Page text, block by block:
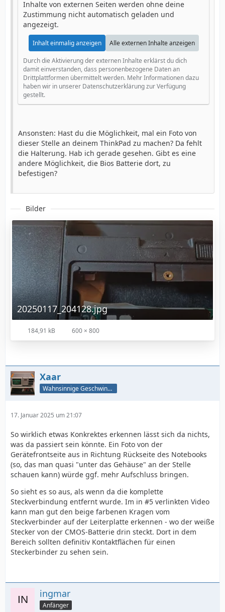
Inhalte von externen Seiten werden ohne deine
Zustimmung nicht automatisch geladen und
angezeigt.
Inhalt einmalig anzeigen Alle externen Inhalte anzeigen
Durch die Aktivierung der externen Inhalte erklärst du dich
damit einverstanden, dass personenbezogene Daten an
Drittplattformen übermittelt werden. Mehr Informationen dazu
haben wir in unserer Datenschutzerklärung zur Verfügung
gestellt.
Ansonsten: Hast du die Möglichkeit, mal ein Foto von
dieser Stelle an deinem ThinkPad zu machen? Da fehlt
die Halterung. Hab ich gerade gesehen. Gibt es eine
andere Möglichkeit, die Bios Batterie dort, zu
befestigen?
Bilder
20250117_204128.jpg
184,91 kB 600 × 800
Xaar
Wahnsinnige Geschwindigkeit - und los!
17. Januar 2025 um 21:07
So wirklich etwas Konkrektes erkennen lässt sich da nichts,
was da passiert sein könnte. Ein Foto von der
Gerätefrontseite aus in Richtung Rückseite des Notebooks
(so, das man quasi "unter das Gehäuse" an der Stelle
schauen kann) würde ggf. mehr Aufschluss bringen.
So sieht es so aus, als wenn da die komplette
Steckverbindung entfernt wurde. Im in #5 verlinkten Video
kann man gut den beige farbenen Kragen vom
Steckverbinder auf der Leiterplatte erkennen - wo der weiße
Stecker von der CMOS-Batterie drin steckt. Dort in dem
Bereich sollten definitiv Kontaktflächen für einen
Steckerbinder zu sehen sein.
ingmar
Anfänger